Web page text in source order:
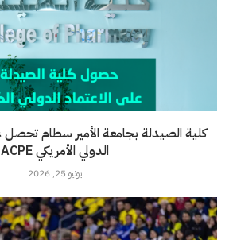
كلية الصيدلة بجامعة الأمير سطام تحصل
الدولي الأمريكي ACPE
يونيو 25, 2026